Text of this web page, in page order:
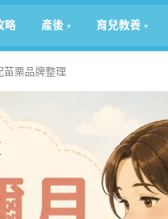
略 產後 育兒教養
栗品牌整理